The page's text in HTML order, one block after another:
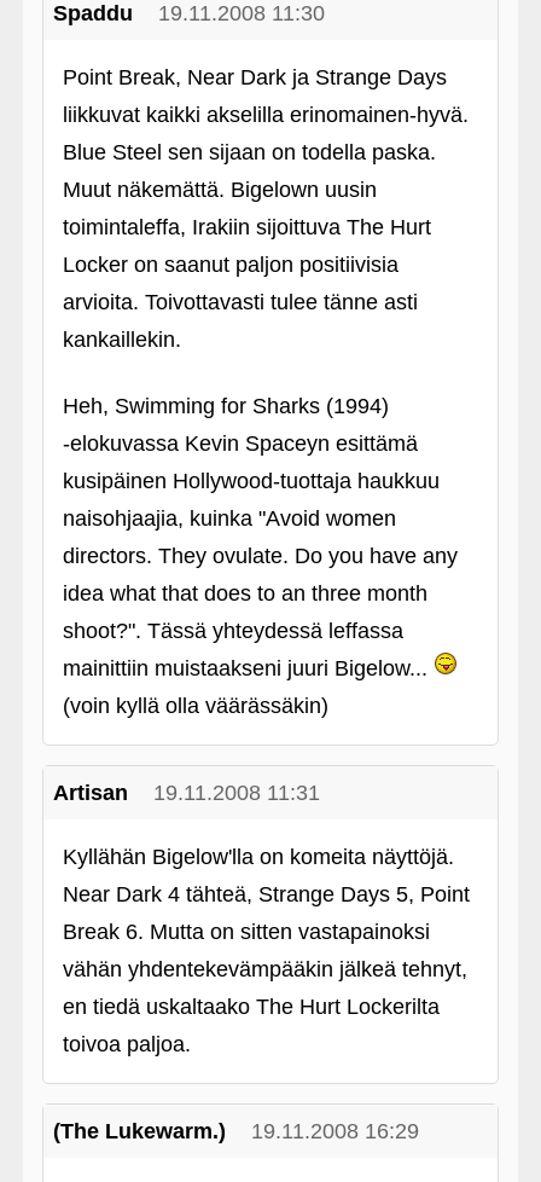
Spaddu 19.11.2008 11:30
Point Break, Near Dark ja Strange Days
liikkuvat kaikki akselilla erinomainen-hyvä.
Blue Steel sen sijaan on todella paska.
Muut näkemättä. Bigelown uusin
toimintaleffa, Irakiin sijoittuva The Hurt
Locker on saanut paljon positiivisia
arvioita. Toivottavasti tulee tänne asti
kankaillekin.
Heh, Swimming for Sharks (1994)
‑elokuvassa Kevin Spaceyn esittämä
kusipäinen Hollywood-tuottaja haukkuu
naisohjaajia, kuinka "Avoid women
directors. They ovulate. Do you have any
idea what that does to an three month
shoot?". Tässä yhteydessä leffassa
mainittiin muistaakseni juuri Bigelow...
(voin kyllä olla väärässäkin)
Artisan 19.11.2008 11:31
Kyllähän Bigelow'lla on komeita näyttöjä.
Near Dark 4 tähteä, Strange Days 5, Point
Break 6. Mutta on sitten vastapainoksi
vähän yhdentekevämpääkin jälkeä tehnyt,
en tiedä uskaltaako The Hurt Lockerilta
toivoa paljoa.
(The Lukewarm.) 19.11.2008 16:29